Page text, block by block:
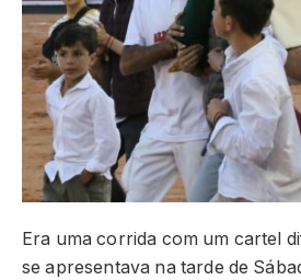
Era uma corrida com um cartel
se apresentava na tarde de